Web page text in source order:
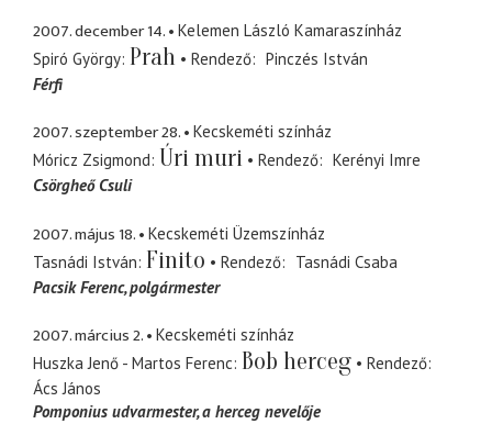
2007. december 14.
Kelemen László Kamaraszínház
Spiró György Prah Rendező
Pinczés István
Férfi
2007. szeptember 28.
Kecskeméti színház
Móricz Zsigmond Úri muri Rendező
Kerényi Imre
Csörgheő Csuli
2007. május 18.
Kecskeméti Üzemszínház
Tasnádi István Finito Rendező
Tasnádi Csaba
Pacsik Ferenc polgármester
2007. március 2.
Kecskeméti színház
Huszka Jenő - Martos Ferenc Bob herceg
Rendező
Ács János
Pomponius udvarmester a herceg nevelője